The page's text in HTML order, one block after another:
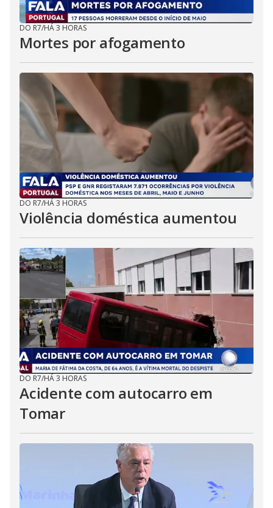
DO R7/HÁ 3 HORAS
Mortes por afogamento
DO R7/HÁ 3 HORAS
Violência doméstica aumentou
DO R7/HÁ 3 HORAS
Acidente com autocarro em
Tomar